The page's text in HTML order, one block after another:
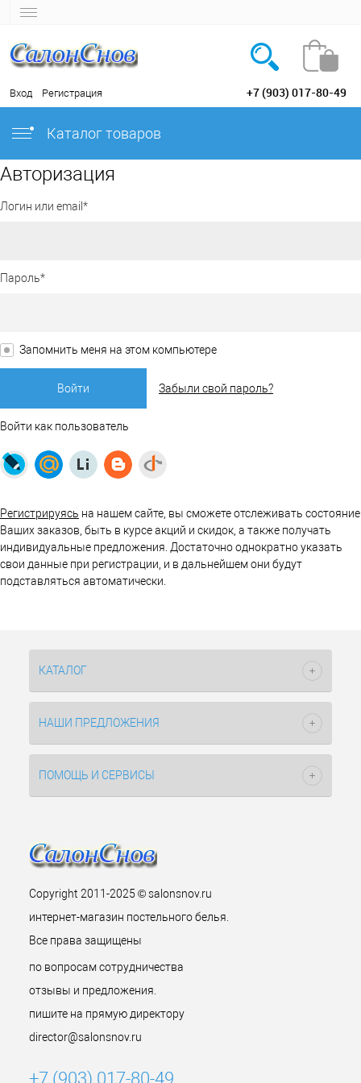
Вход Регистрация +7 (903) 017-80-49
Каталог товаров
Авторизация
Логин или email*
Пароль*
Запомнить меня на этом компьютере
Забыли свой пароль?
Войти как пользователь
Регистрируясь на нашем сайте, вы сможете отслеживать состояние
Ваших заказов, быть в курсе акций и скидок, а также получать
индивидуальные предложения. Достаточно однократно указать
свои данные при регистрации, и в дальнейшем они будут
подставляться автоматически.
КАТАЛОГ
НАШИ ПРЕДЛОЖЕНИЯ
ПОМОЩЬ И СЕРВИСЫ
Copyright 2011-2025 © salonsnov.ru
интернет-магазин постельного белья.
Все права защищены
по вопросам сотрудничества
отзывы и предложения.
пишите на прямую директору
director@salonsnov.ru
+7 (903) 017-80-49